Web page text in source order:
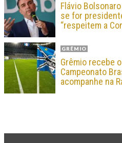
Flávio
se for
“respeitem a
GRÊMIO
Grêmio recebe
Campeonato
acompanhe na